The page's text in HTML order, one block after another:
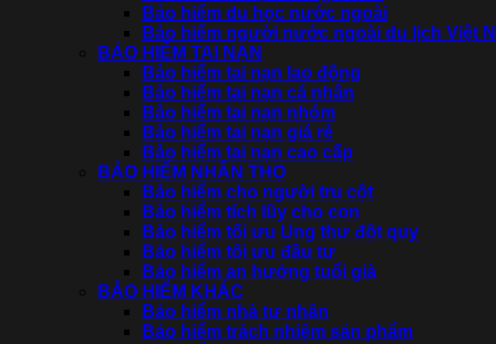
Bảo hiểm du học nước ngoài
Bảo hiểm người nước ngoài du lịch Việt
BẢO HIỂM TAI NẠN
Bảo hiểm tai nạn lao động
Bảo hiểm tai nạn cá nhân
Bảo hiểm tai nạn nhóm
Bảo hiểm tai nạn giá rẻ
Bảo hiểm tai nạn cao cấp
BẢO HIỂM NHÂN THỌ
Bảo hiểm cho người trụ cột
Bảo hiểm tích lũy cho con
Bảo hiểm tối ưu Ung thư đột quỵ
Bảo hiểm tối ưu đầu tư
Bảo hiểm an hưởng tuổi già
BẢO HIỂM KHÁC
Bảo hiểm nhà tư nhân
Bảo hiểm trách nhiệm sản phẩm